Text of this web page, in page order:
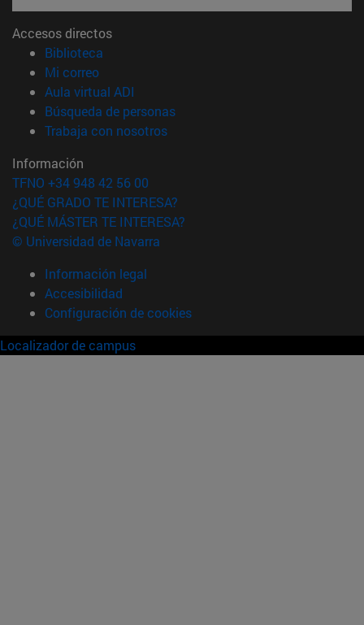
Accesos directos
Biblioteca
Mi correo(abre en nueva ventana)
Aula virtual ADI
Búsqueda de personas(abre en nueva ventana)
Trabaja con nosotros(abre en nueva ventana)
Información
TFNO +34 948 42 56 00
¿QUÉ GRADO TE INTERESA?
¿QUÉ MÁSTER TE INTERESA?
© Universidad de Navarra
Información legal
Accesibilidad
Configuración de cookies
Localizador de campus